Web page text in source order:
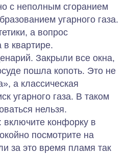
с неполным сгоранием
угарного газа.
а вопрос
в квартире.
Закрыли все окна,
пошла копоть. Это не
а классическая
угарного газа. В таком
нельзя.
включите конфорку в
посмотрите на
за это время пламя так